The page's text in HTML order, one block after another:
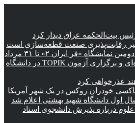
بیت‌الحکمه عراق دیدار کرد
رقابت‌پذیری صنعت قطعه‌سازی است
«فر ایران ۲» تا ۳۱ مرداد
راه‌اندازی رشته کره‌ای و برگزاری آزمون TOPIK در دانشگاه
عذرخواهی کرد
خودران زوکس در یک شهر آمریکا
اول دانشگاه شهید بهشتی اعلام شد
درباره پذیرش دانشجوی استاد